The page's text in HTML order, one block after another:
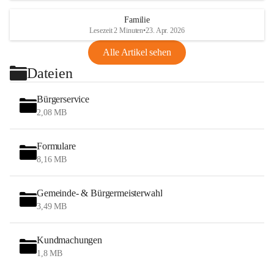
Familie
Lesezeit 2 Minuten•23. Apr. 2026
Alle Artikel sehen
Dateien
Bürgerservice
2,08 MB
Formulare
8,16 MB
Gemeinde- & Bürgermeisterwahl
3,49 MB
Kundmachungen
1,8 MB